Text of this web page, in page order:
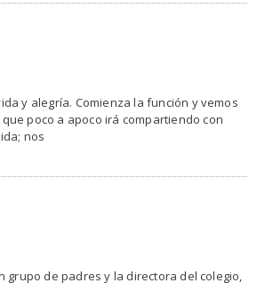
y alegría. Comienza la función y vemos
poco a apoco irá compartiendo con
nos
grupo de padres y la directora del colegio,